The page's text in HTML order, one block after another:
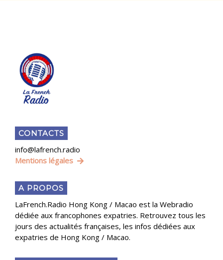
CONTACTS
info@lafrench.radio
Mentions légales
A PROPOS
LaFrench.Radio Hong Kong / Macao est la Webradio
dédiée aux francophones expatries. Retrouvez tous les
jours des actualités françaises, les infos dédiées aux
expatries de Hong Kong / Macao.